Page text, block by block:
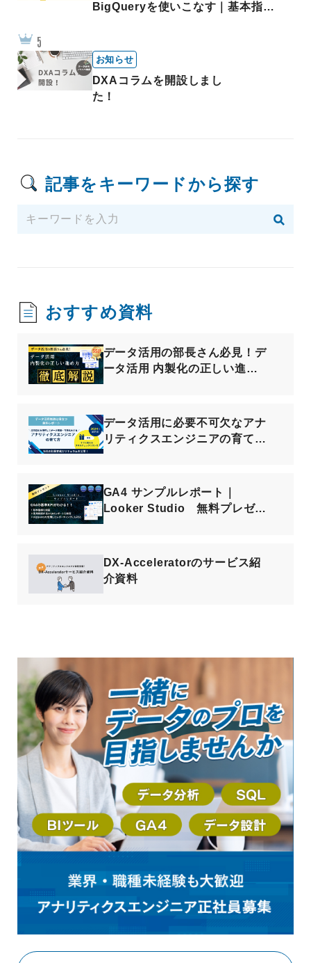
おすすめ資料
データ活用の部長さん必見！デ
ータ活用 内製化の正しい進め
方
データ活用に必要不可欠なアナ
リティクスエンジニアの育て
方！ スキルリスト＆カリキュ
GA4 サンプルレポート｜
Looker Studio 無料プレゼン
ト
DX-Acceleratorのサービス紹
介資料
BigQueryを使いこなす｜基本指標
お知らせ
DXAコラムを開設しまし
た！
記事をキーワードから探す